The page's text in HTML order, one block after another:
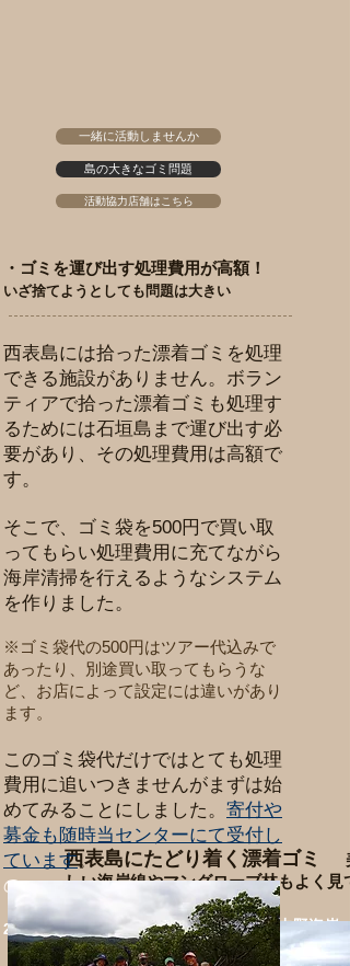
西表島にたどり着く漂着ゴミ
しい海岸線やマングローブ林もよく見て
観察してほしい
2018年6月1日 西表島北東部 中野海岸
一緒に活動しませんか
島の大きなゴミ問題
活動協力店舗はこちら
・ゴミを運び出す処理費用が高額！
いざ捨てようとしても問題は大きい
西表島には拾った漂着ゴミを処理
できる施設がありません。ボラン
ティアで拾った漂着ゴミも処理す
るためには石垣島まで運び出す必
要があり、その処理費用は高額で
す。
そこで、ゴミ袋を500円で買い取
ってもらい処理費用に充てながら
海岸清掃を行えるようなシステム
を作りました。
※ゴミ袋代の500円はツアー代込みで
あったり、別途買い取ってもらうな
ど、 お店によって設定には違いがあり
ます。
このゴミ袋代だけではとても処理
費用に追いつきませんがまずは始
めてみることにしました。 寄付や
募金も随時当センターにて受付し
ています。
の
2018年6月1日 西表島北東部 中野海岸